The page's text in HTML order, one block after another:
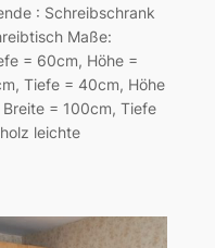
: Schreibschrank
Maße:
= 60cm, Höhe =
Tiefe = 40cm, Höhe
= 100cm, Tiefe
leichte